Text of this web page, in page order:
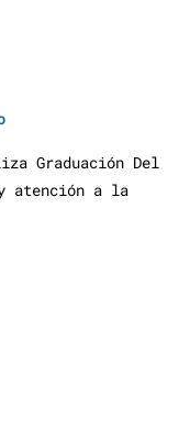
Graduación Del
atención a la